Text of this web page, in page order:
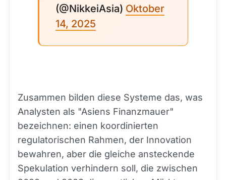
(@NikkeiAsia) Oktober
14, 2025
Zusammen bilden diese Systeme das, was
Analysten als "Asiens Finanzmauer"
bezeichnen: einen koordinierten
regulatorischen Rahmen, der Innovation
bewahren, aber die gleiche ansteckende
Spekulation verhindern soll, die zwischen